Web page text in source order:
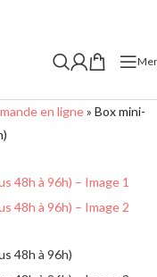
en ligne» Box mini-